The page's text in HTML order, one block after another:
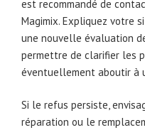
est recommandé de
Magimix. Expliquez votre
une nouvelle évaluation
permettre de clarifier les
éventuellement aboutir à
Si le refus persiste,
réparation ou le